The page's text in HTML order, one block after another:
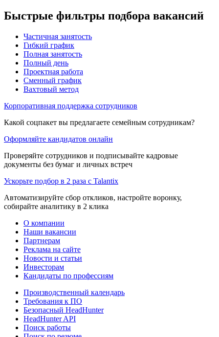
Быстрые фильтры подбора вакансий
Частичная занятость
Гибкий график
Полная занятость
Полный день
Проектная работа
Сменный график
Вахтовый метод
Корпоративная поддержка сотрудников
Какой соцпакет вы предлагаете семейным сотрудникам?
Оформляйте кандидатов онлайн
Проверяйте сотрудников и подписывайте кадровые
документы без бумаг и личных встреч
Ускорьте подбор в 2 раза с Talantix
Автоматизируйте сбор откликов, настройте воронку,
собирайте аналитику в 2 клика
О компании
Наши вакансии
Партнерам
Реклама на сайте
Новости и статьи
Инвесторам
Кандидаты по профессиям
Производственный календарь
Требования к ПО
Безопасный HeadHunter
HeadHunter API
Поиск работы